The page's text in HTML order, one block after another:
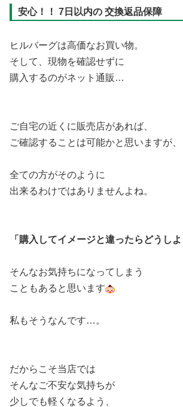
安心！！ 7日以内の 交換返品保障
ヒルバーグは高価なお買い物。
そして、現物を確認せずに
購入するのがネット通販…
ご自宅の近くに販売店があれば、
ご確認することは可能かと思いますが、
全ての方がそのように
出来るわけではありませんよね。
「購入してイメージと違ったらどうし
そんなお気持ちになってしまう
こともあると思います
私もそうなんです…。
だからこそ当店では
そんなご不安な気持ちが
少しでも軽くなるよう、